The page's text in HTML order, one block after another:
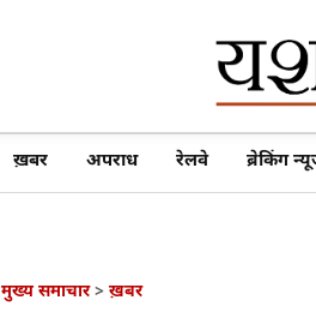
ख़बर अपराध रेलवे ब्रेकिंग
मुख्य समाचार> ख़बर